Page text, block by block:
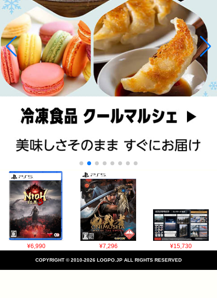
¥6,990 ¥7,296 ¥15,730
COPYRIGHT © 2010-2026 LOGPO.JP ALL RIGHTS RESERVED